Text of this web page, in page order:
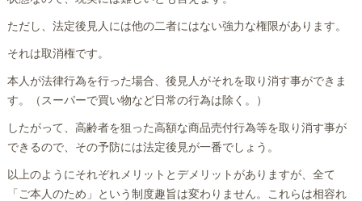
ただし、法定後見人には他の二者にはない強力な権限があります。
それは取消権です。
本人が法律行為を行った場合、後見人がそれを取り消す事ができま
す。（スーパーで買い物など日常の行為は除く。）
したがって、高齢者を狙った高額な商品売付行為等を取り消す事が
できるので、その予防には法定後見が一番でしょう。
以上のようにそれぞれメリットとデメリットがありますが、全て
「ご本人のため」という制度趣旨は変わりません。これらは相容れ